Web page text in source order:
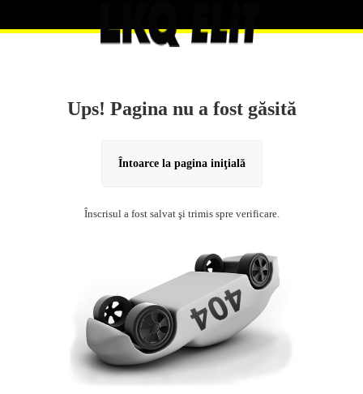
Ups! Pagina nu a fost găsită
Întoarce la pagina iniţială
Înscrisul a fost salvat şi trimis spre verificare.